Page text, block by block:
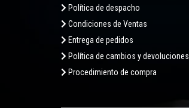
Política de despacho
Condiciones de Ventas
Entrega de pedidos
Política de cambios y devoluciones
Procedimiento de compra